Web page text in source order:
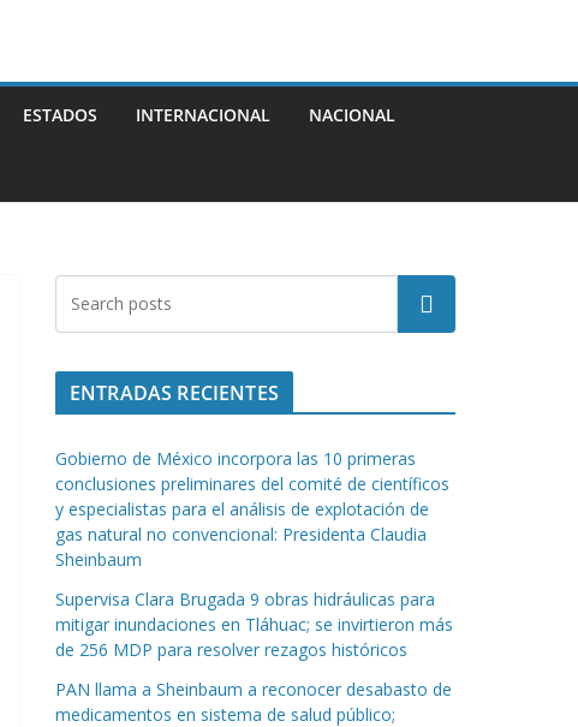
ESTADOS INTERNACIONAL NACIONAL
Buscar
ENTRADAS RECIENTES
Gobierno de México incorpora las 10 primeras
conclusiones preliminares del comité de científicos
y especialistas para el análisis de explotación de
gas natural no convencional: Presidenta Claudia
Sheinbaum
Supervisa Clara Brugada 9 obras hidráulicas para
mitigar inundaciones en Tláhuac; se invirtieron más
de 256 MDP para resolver rezagos históricos
PAN llama a Sheinbaum a reconocer desabasto de
medicamentos en sistema de salud público;